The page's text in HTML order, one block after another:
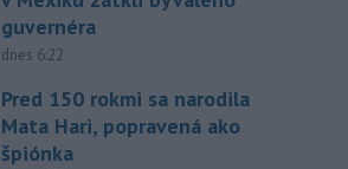
guvernéra
dnes 6:22
Pred 150 rokmi sa narodila
Mata Hari, popravená ako
špiónka